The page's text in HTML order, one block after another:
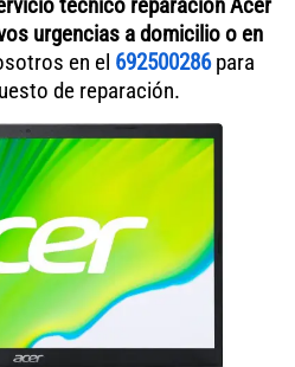
urgencias a domicilio o en
en el 692500286para
de reparación.